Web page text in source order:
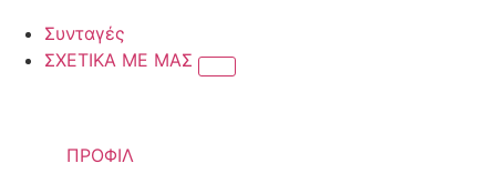
Συνταγές
ΣΧΕΤΙΚΑ ΜΕ ΜΑΣ
ΠΡΟΦΙΛ